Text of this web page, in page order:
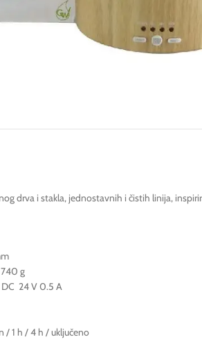
drva i stakla, jednostavnih i čistih linija,
740 g
24 V 0.5 A
/ 1 h / 4 h / uključeno